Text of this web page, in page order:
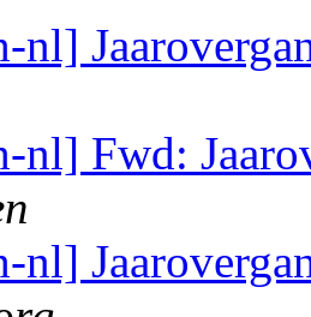
nl]
nl] Fwd:
nl]